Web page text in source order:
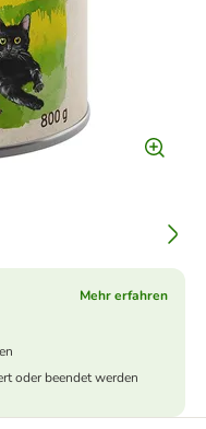
Mehr erfahren
oder beendet werden